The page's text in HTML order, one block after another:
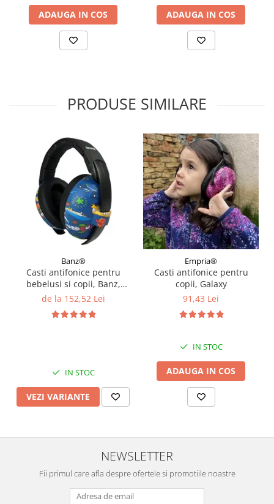
ADAUGA IN COS ADAUGA IN COS
PRODUSE SIMILARE
Banz®
Casti antifonice pentru
bebelusi si copii, Banz,
Bubzee, 3-36 luni, Diverse
de la 152,52 Lei
IN STOC
VEZI VARIANTE
Empria®
Casti antifonice pentru
copii, Galaxy
91,43 Lei
IN STOC
ADAUGA IN COS
NEWSLETTER
Fii primul care afla despre ofertele si promotiile noastre